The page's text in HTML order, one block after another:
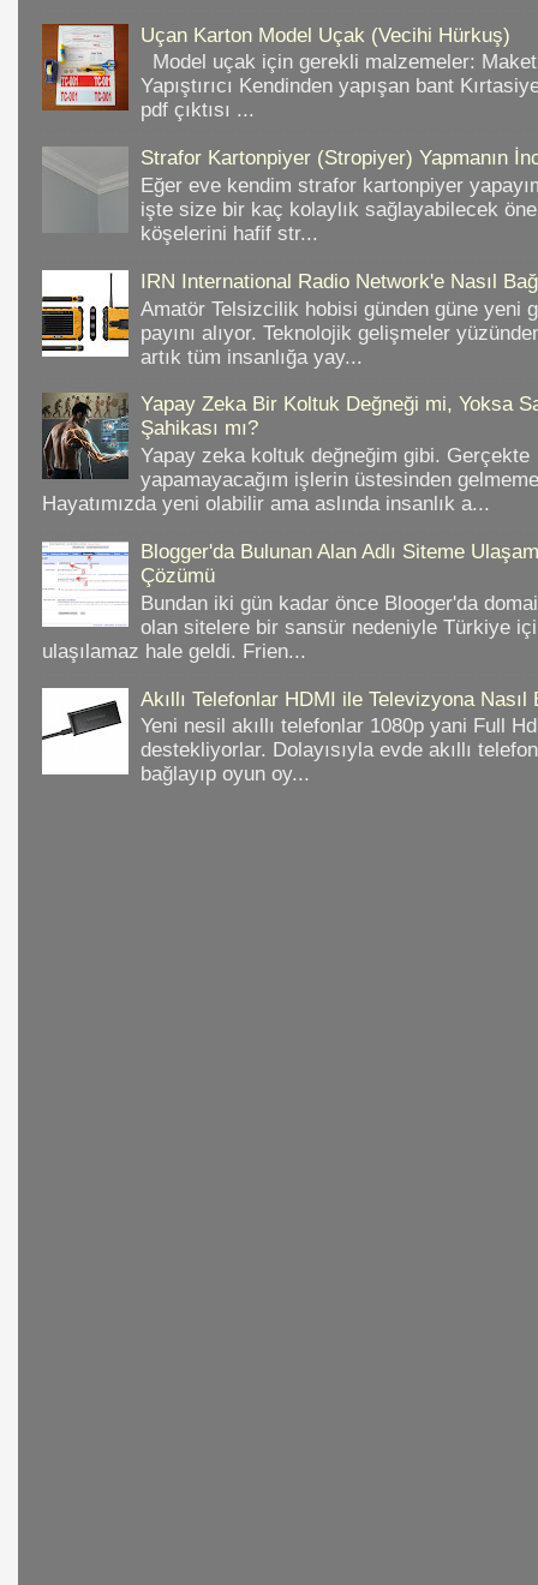
Uçan Karton Model Uçak (Vecihi Hürkuş)
Model uçak için gerekli malzemeler: Maket
Yapıştırıcı Kendinden yapışan bant
pdf çıktısı ...
Strafor Kartonpiyer (Stropiyer) Yapmanın
Eğer eve kendim strafor kartonpiyer
işte size bir kaç kolaylık sağlayabilecek
köşelerini hafif str...
IRN International Radio Network'e Nasıl
Amatör Telsizcilik hobisi günden güne yeni
payını alıyor. Teknolojik gelişmeler
artık tüm insanlığa yay...
Yapay Zeka Bir Koltuk Değneği mi, Yoksa
Şahikası mı?
Yapay zeka koltuk değneğim gibi. Gerçekte
yapamayacağım işlerin üstesinden
Hayatımızda yeni olabilir ama aslında insanlık a...
Blogger'da Bulunan Alan Adlı Siteme
Çözümü
Bundan iki gün kadar önce Blooger'da
olan sitelere bir sansür nedeniyle Türkiye
ulaşılamaz hale geldi. Frien...
Akıllı Telefonlar HDMI ile Televizyona Nasıl
Yeni nesil akıllı telefonlar 1080p yani Full
destekliyorlar. Dolayısıyla evde akıllı
bağlayıp oyun oy...